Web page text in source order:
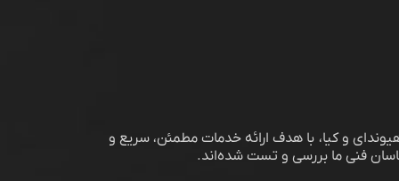
و کیا، با هدف ارائه خدمات مطمئن، سریع و
فنی ما بررسی و تست شده‌اند.